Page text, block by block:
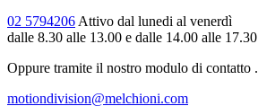
02 5794206Attivo dal lunedi al venerdì
dalle 8.30 alle 13.00 e dalle 14.00 alle 17.30
Oppure tramite il nostro modulo di contatto .
motiondivision@melchioni.com